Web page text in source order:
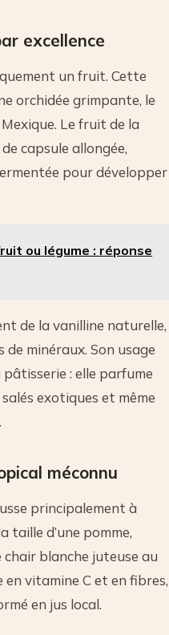
excellence
un fruit. Cette
orchidée grimpante, le
Le fruit de la
capsule allongée,
pour développer
ou légume : réponse
de la vanilline naturelle,
minéraux. Son usage
: elle parfume
exotiques et même
méconnu
principalement à
taille d’une pomme,
blanche juteuse au
vitamine C et en fibres,
en jus local.